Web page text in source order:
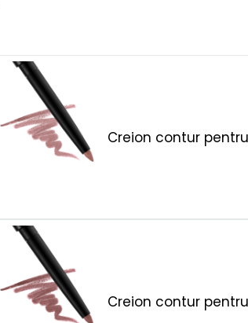
Creion contur pentru
Creion contur